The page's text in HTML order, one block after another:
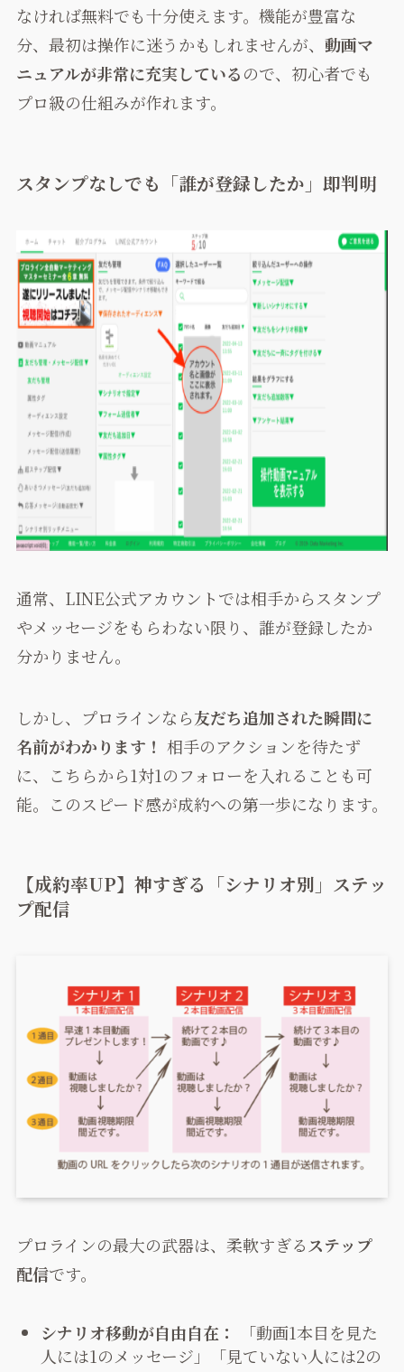
なければ無料でも十分使えます。機能が豊富な
分、最初は操作に迷うかもしれませんが、 動画マ
ニュアルが非常に充実しているので、初心者でも
プロ級の仕組みが作れます。
スタンプなしでも「誰が登録したか」即判明
通常、LINE公式アカウントでは相手からスタンプ
やメッセージをもらわない限り、誰が登録したか
分かりません。
しかし、プロラインなら友だち追加された瞬間に
名前がわかります！ 相手のアクションを待たず
に、こちらから1対1のフォローを入れることも可
能。このスピード感が成約への第一歩になります。
【成約率UP】神すぎる「シナリオ別」ステッ
プ配信
プロラインの最大の武器は、柔軟すぎる ステップ
配信です。
シナリオ移動が自由自在：
「動画1本目を見た
人には1のメッセージ」「見ていない人には2の